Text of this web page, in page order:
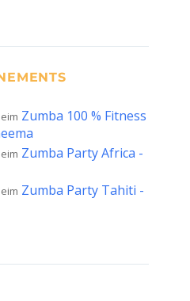
Zumba 100 % Fitness
Zumba Party Africa -
Zumba Party Tahiti -